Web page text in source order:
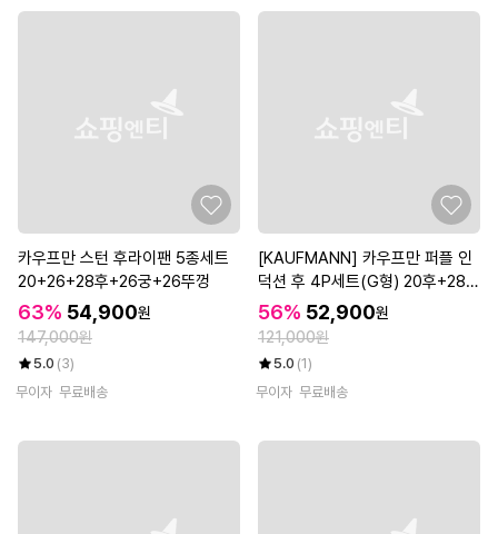
카우프만 스턴 후라이팬 5종세트
20+26+28후+26궁+26뚜껑
63% 54,900원
147,000원
5.0 (3)
무이자 무료배송
[KAUFMANN] 카우프만 퍼플 인
덕션 후 4P세트(G형) 20후+28후
+28궁+28뚜껑
56% 52,900원
121,000원
5.0 (1)
무이자 무료배송